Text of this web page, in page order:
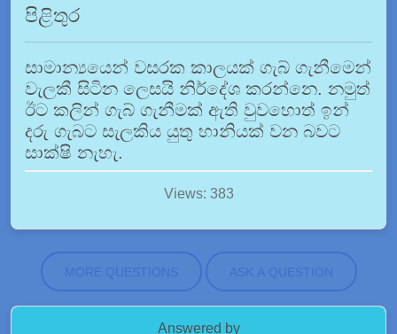
පිළිතුර
සාමාන්‍යයෙන් වසරක කාලයක් ගැබ් ගැනීමෙන්
වැලකී සිටින ලෙසයි නිර්දේශ කරන්නෙ. නමුත්
ඊට කලින් ගැබ් ගැනීමක් ඇති වුවහොත් ඉන්
දරු ගැබට සැලකිය යුතු හානියක් වන බවට
සාක්ෂි නැහැ.
Views: 383
MORE QUESTIONS ASK A QUESTION
Answered by